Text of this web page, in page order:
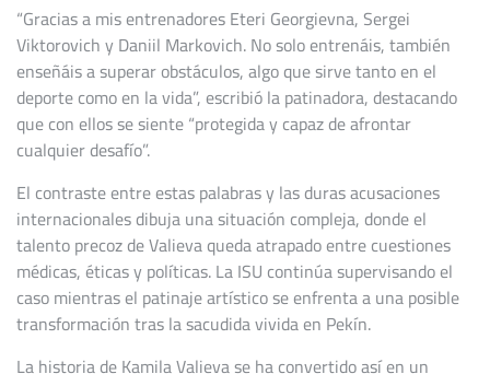
“Gracias a mis entrenadores Eteri Georgievna, Sergei
Viktorovich y Daniil Markovich. No solo entrenáis, también
enseñáis a superar obstáculos, algo que sirve tanto en el
deporte como en la vida”, escribió la patinadora, destacando
que con ellos se siente “protegida y capaz de afrontar
cualquier desafío”.
El contraste entre estas palabras y las duras acusaciones
internacionales dibuja una situación compleja, donde el
talento precoz de Valieva queda atrapado entre cuestiones
médicas, éticas y políticas. La ISU continúa supervisando el
caso mientras el patinaje artístico se enfrenta a una posible
transformación tras la sacudida vivida en Pekín.
La historia de Kamila Valieva se ha convertido así en un